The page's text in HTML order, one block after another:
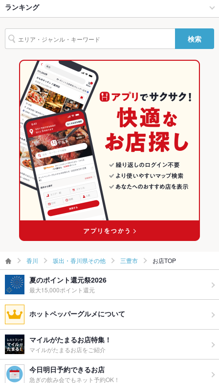
貸切
Wi-Fi あり
バリアフリ
なし
あり
その他設備 －
その他
飲み放題 あり ：要相談
食べ放題 なし
お子様連れ歓迎
ウェディン
ー二次会
内容、規模によりお受けできます。お気軽にご相談ください。
お祝い・サ
プライズ対
応
可
備考 －
坂出・香川県その他 × フレンチ
観音寺駅 × イタリアン・フレンチ
観音寺駅 × フレンチ
三豊市 × フレンチ
香川
香川 × イタリアン・フレンチ
香川 × フレンチ
魚料理 フライドポテト
アヒージョ チーズケーキ
ランキング
香川のグルメランキング
香川のイタリアン・フレンチランキング
香川のフレンチランキング
坂出・香川県その他のグルメランキング
三豊市のグルメランキング
検索
香川 坂出・香川県その他 三豊市 お店TOP
夏のポイント還元祭2026
最大15,000ポイント還元
ホットペッパーグルメについて
マイルがたまるお店特集！
マイルがたまるお店をご紹介
今日明日予約できるお店
急ぎの飲み会でもネット予約OK！